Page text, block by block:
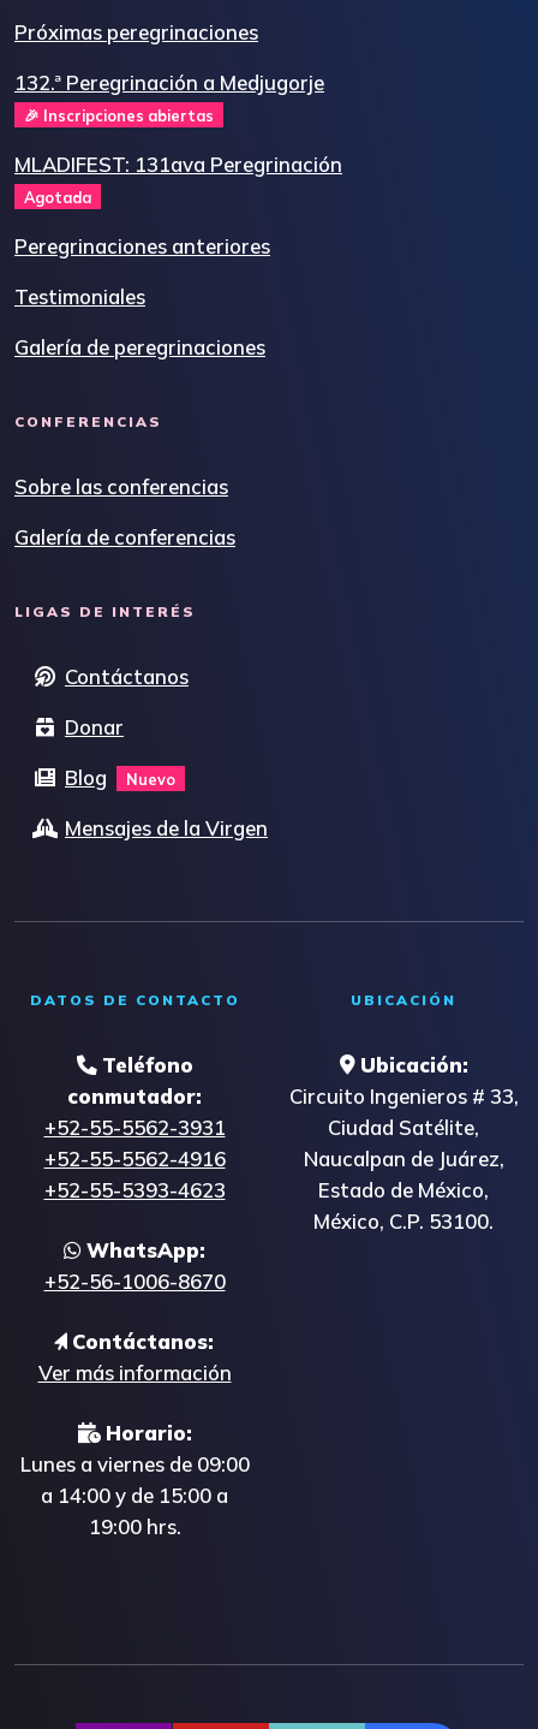
Próximas peregrinaciones
132.ª Peregrinación a Medjugorje
🎉 Inscripciones abiertas
MLADIFEST: 131ava Peregrinación
Agotada
Peregrinaciones anteriores
Testimoniales
Galería de peregrinaciones
CONFERENCIAS
Sobre las conferencias
Galería de conferencias
LIGAS DE INTERÉS
Contáctanos
Donar
Blog
Nuevo
Mensajes de la Virgen
DATOS DE CONTACTO
Teléfono
conmutador:
+52-55-5562-3931
+52-55-5562-4916
+52-55-5393-4623
WhatsApp:
+52-56-1006-8670
Contáctanos:
Ver más información
Horario:
Lunes a viernes de 09:00
a 14:00 y de 15:00 a
19:00 hrs.
UBICACIÓN
Ubicación:
Circuito Ingenieros # 33,
Ciudad Satélite,
Naucalpan de Juárez,
Estado de México,
México, C.P. 53100.